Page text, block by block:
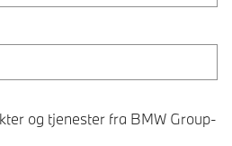
og tjenester fra BMW Group-